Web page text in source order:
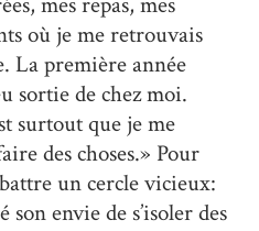
où je me retrouvais
La première année
sortie de chez moi.
surtout que je me
des choses.» Pour
un cercle vicieux:
envie de s’isoler des